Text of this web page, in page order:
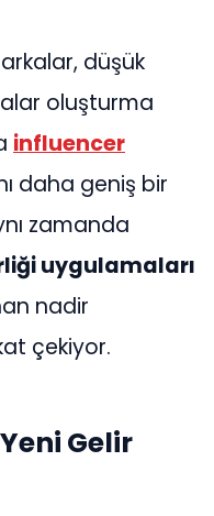
düşük
oluşturma
influencer
daha geniş bir
zamanda
uygulamaları
nadir
çekiyor.
Gelir